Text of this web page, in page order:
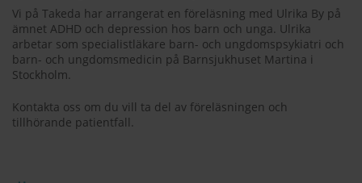
Vi på Takeda har arrangerat en föreläsning med Ulrika By på
ämnet ADHD och depression hos barn och unga. Ulrika
arbetar som specialistläkare barn- och ungdomspsykiatri och
barn- och ungdomsmedicin på Barnsjukhuset Martina i
Stockholm.
Kontakta oss om du vill ta del av föreläsningen och
tillhörande patientfall.